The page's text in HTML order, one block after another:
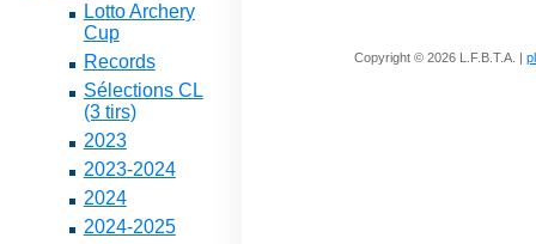
Lotto Archery
Cup
Records
Sélections CL
(3 tirs)
2023
2023-2024
2024
2024-2025
Copyright © 2026 L.F.B.T.A. |